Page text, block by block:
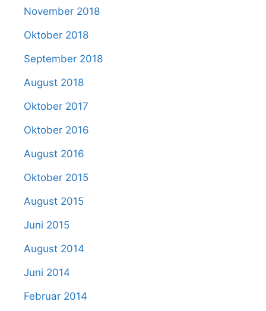
November 2018
Oktober 2018
September 2018
August 2018
Oktober 2017
Oktober 2016
August 2016
Oktober 2015
August 2015
Juni 2015
August 2014
Juni 2014
Februar 2014